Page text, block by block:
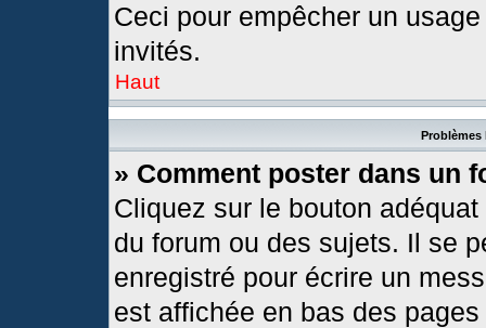
Ceci pour empêcher un
invités.
Haut
Problèmes
» Comment poster dans un
Cliquez sur le bouton
du forum ou des sujets. Il se
enregistré pour écrire un
est affichée en bas des